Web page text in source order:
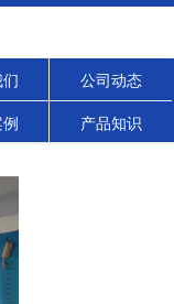
公司动态
产品知识